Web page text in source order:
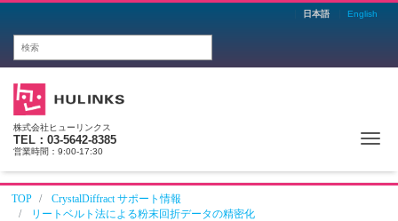
日本語 English
株式会社ヒューリンクス
TEL：03-5642-8385
営業時間：9:00-17:30
TOP
CrystalDiffract サポート情報
リートベルト法による粉末回折データの精密化